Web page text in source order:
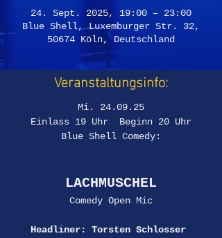
24. Sept. 2025, 19:00 – 23:00
Blue Shell, Luxemburger Str. 32,
50674 Köln, Deutschland
Veranstaltungsinfo:
Mi. 24.09.25
Einlass 19 Uhr  Beginn 20 Uhr
Blue Shell Comedy:
LACHMUSCHEL
Comedy Open Mic
Headliner: Torsten Schlosser